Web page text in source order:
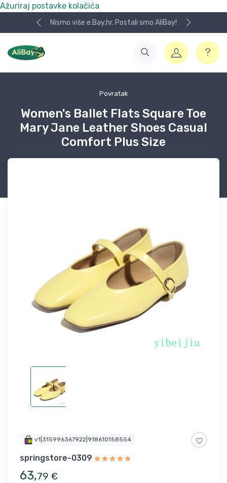
Ažuriraj postavke kolačića
Nismo više e.Bay.hr. Postali smo AliBay!
Povratak
Women's Ballet Flats Square Toe
Mary Jane Leather Shoes Casual
Comfort Plus Size
v1|315996367922|918610158554
springstore-0309
63,79 €